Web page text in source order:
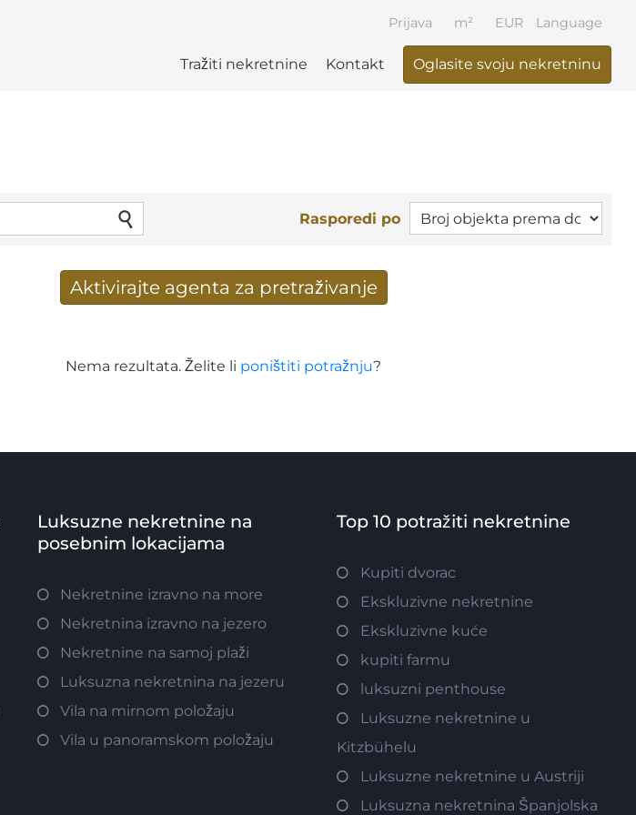
Language
Tražiti nekretnine Kontakt Oglasite svoju nekretninu
Prijava EUR
m²
Rasporedi po
Aktivirajte agenta za pretraživanje
Nema rezultata. Želite li poništiti potražnju?
Luksuzne nekretnine na
posebnim lokacijama
Nekretnine izravno na more
Nekretnina izravno na jezero
Nekretnine na samoj plaži
Luksuzna nekretnina na jezeru
Vila na mirnom položaju
Vila u panoramskom položaju
Top 10 potražiti nekretnine
Kupiti dvorac
Ekskluzivne nekretnine
Ekskluzivne kuće
kupiti farmu
luksuzni penthouse
Luksuzne nekretnine u
Kitzbühelu
Luksuzne nekretnine u Austriji
Luksuzna nekretnina Španjolska